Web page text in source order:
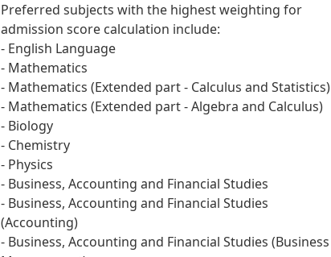
Preferred subjects with the highest weighting for
admission score calculation include:
- English Language
- Mathematics
- Mathematics (Extended part - Calculus and Statistics)
- Mathematics (Extended part - Algebra and Calculus)
- Biology
- Chemistry
- Physics
- Business, Accounting and Financial Studies
- Business, Accounting and Financial Studies
(Accounting)
- Business, Accounting and Financial Studies (Business